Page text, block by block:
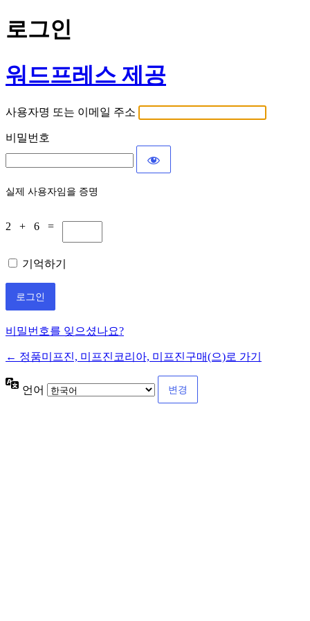
로그인
워드프레스 제공
사용자명 또는 이메일 주소
비밀번호
실제 사용자임을 증명
2 + 6 =
기억하기
비밀번호를 잊으셨나요?
← 정품미프진, 미프진코리아, 미프진구매(으)로 가기
언어